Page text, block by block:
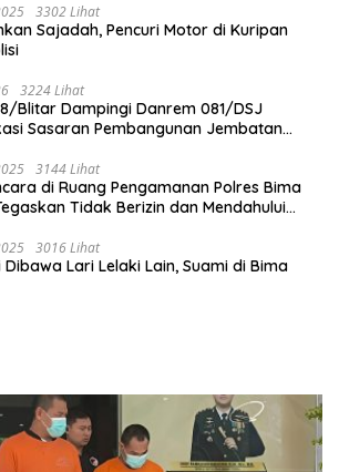
3302 Lihat
Sajadah, Pencuri Motor di Kuripan
3224 Lihat
Blitar Dampingi Danrem 081/DSJ
Sasaran Pembangunan Jembatan
3144 Lihat
di Ruang Pengamanan Polres Bima
Tidak Berizin dan Mendahului
3016 Lihat
Dibawa Lari Lelaki Lain, Suami di Bima